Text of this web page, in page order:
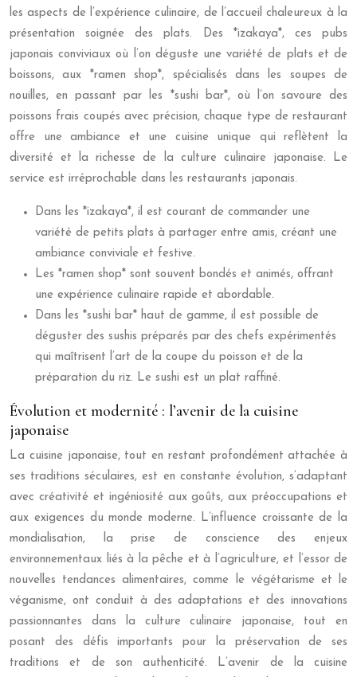
les aspects de l’expérience culinaire, de l’accueil chaleureux à la
présentation soignée des plats. Des *izakaya*, ces pubs
japonais conviviaux où l’on déguste une variété de plats et de
boissons, aux *ramen shop*, spécialisés dans les soupes de
nouilles, en passant par les *sushi bar*, où l’on savoure des
poissons frais coupés avec précision, chaque type de restaurant
offre une ambiance et une cuisine unique qui reflètent la
diversité et la richesse de la culture culinaire japonaise. Le
service est irréprochable dans les restaurants japonais.
Dans les *izakaya*, il est courant de commander une
variété de petits plats à partager entre amis, créant une
ambiance conviviale et festive.
Les *ramen shop* sont souvent bondés et animés, offrant
une expérience culinaire rapide et abordable.
Dans les *sushi bar* haut de gamme, il est possible de
déguster des sushis préparés par des chefs expérimentés
qui maîtrisent l’art de la coupe du poisson et de la
préparation du riz. Le sushi est un plat raffiné.
Évolution et modernité : l’avenir de la cuisine
japonaise
La cuisine japonaise, tout en restant profondément attachée à
ses traditions séculaires, est en constante évolution, s’adaptant
avec créativité et ingéniosité aux goûts, aux préoccupations et
aux exigences du monde moderne. L’influence croissante de la
mondialisation, la prise de conscience des enjeux
environnementaux liés à la pêche et à l’agriculture, et l’essor de
nouvelles tendances alimentaires, comme le végétarisme et le
véganisme, ont conduit à des adaptations et des innovations
passionnantes dans la culture culinaire japonaise, tout en
posant des défis importants pour la préservation de ses
traditions et de son authenticité. L’avenir de la cuisine